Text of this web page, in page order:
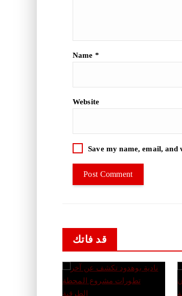
Name *
Website
Save my name, email,
قد فاتك